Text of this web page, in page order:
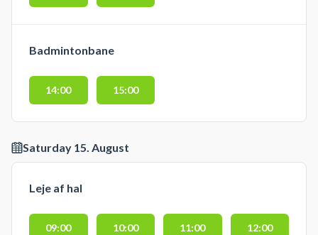
Badmintonbane
14:00 15:00
Saturday 15. August
Leje af hal
09:00 10:00 11:00 12:00